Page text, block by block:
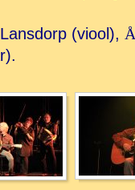
(viool), Å